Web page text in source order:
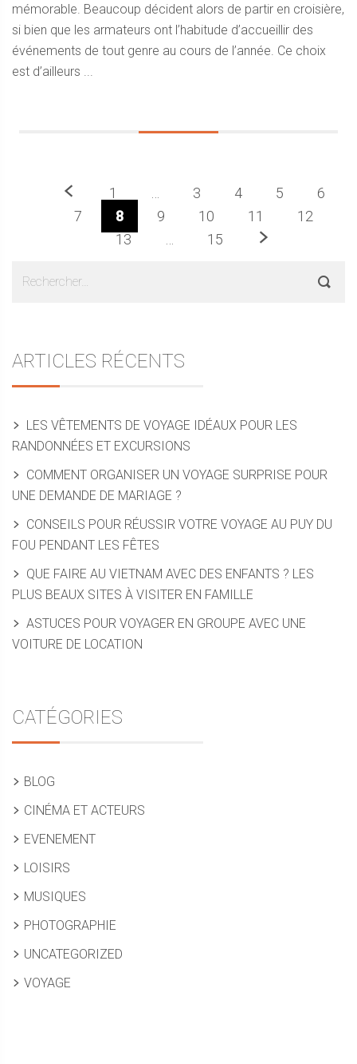
mémorable. Beaucoup décident alors de partir en croisière,
si bien que les armateurs ont l’habitude d’accueillir des
événements de tout genre au cours de l’année. Ce choix
est d’ailleurs ...
Précédent
1 3 4 5
6
7
8 9 10 11
12
13
15 Prochaine
Sidebar
ARTICLES RÉCENTS
LES VÊTEMENTS DE VOYAGE IDÉAUX POUR LES
RANDONNÉES ET EXCURSIONS
COMMENT ORGANISER UN VOYAGE SURPRISE POUR
UNE DEMANDE DE MARIAGE ?
CONSEILS POUR RÉUSSIR VOTRE VOYAGE AU PUY DU
FOU PENDANT LES FÊTES
QUE FAIRE AU VIETNAM AVEC DES ENFANTS ? LES
PLUS BEAUX SITES À VISITER EN FAMILLE
ASTUCES POUR VOYAGER EN GROUPE AVEC UNE
VOITURE DE LOCATION
CATÉGORIES
BLOG
CINÉMA ET ACTEURS
EVENEMENT
LOISIRS
MUSIQUES
PHOTOGRAPHIE
UNCATEGORIZED
VOYAGE